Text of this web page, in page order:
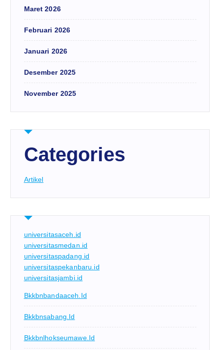
Maret 2026
Februari 2026
Januari 2026
Desember 2025
November 2025
Categories
Artikel
universitasaceh.id
universitasmedan.id
universitaspadang.id
universitaspekanbaru.id
universitasjambi.id
Bkkbnbandaaceh.id
Bkkbnsabang.id
Bkkbnlhokseumawe.id